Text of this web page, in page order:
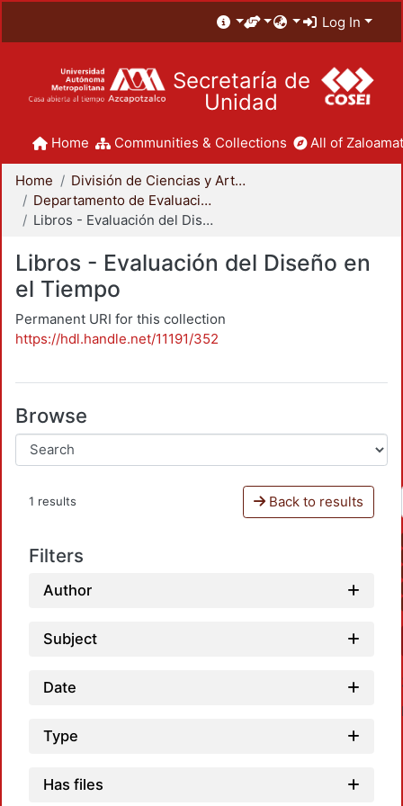
Log In
Secretaría de
Unidad
Home Communities & Collections All of
Home
División de Ciencias y Artes para el Diseño
Departamento de Evaluación del Diseño en el Tiempo
Libros - Evaluación del Diseño en el Tiempo
Libros - Evaluación del Diseño en
el Tiempo
Permanent URI for this collection
https://hdl.handle.net/11191/352
Browse
1 results Back to results
Filters
Author
Subject
Date
Type
Has files